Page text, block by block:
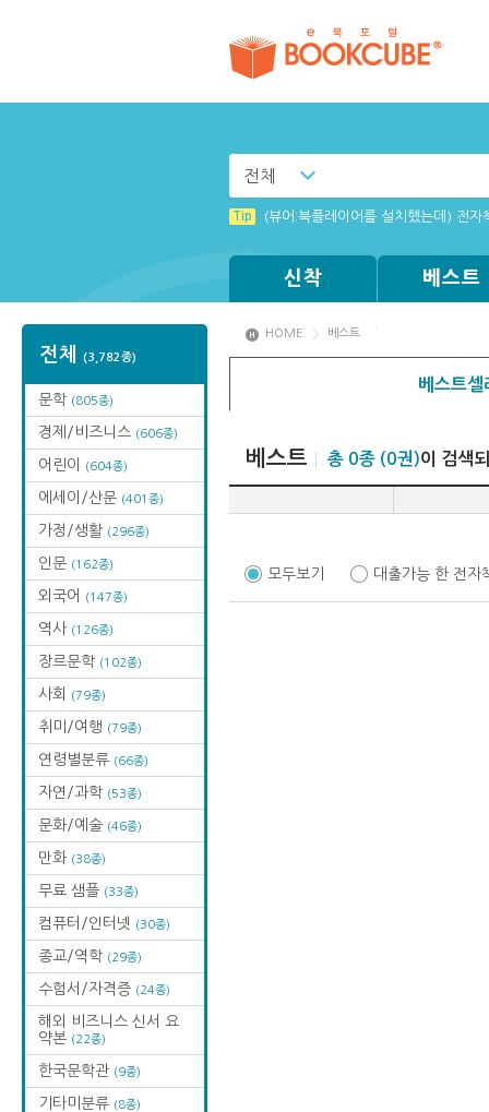
전체
Tip (뷰어:북플레이어를 설치했는데) 전자
신착 베스트
전체 (3,782종)
문학 (805종)
경제/비즈니스 (606종)
어린이 (604종)
에세이/산문 (401종)
가정/생활 (296종)
인문 (162종)
외국어 (147종)
역사 (126종)
장르문학 (102종)
사회 (79종)
취미/여행 (79종)
연령별분류 (66종)
자연/과학 (53종)
문화/예술 (46종)
만화 (38종)
무료 샘플 (33종)
컴퓨터/인터넷 (30종)
종교/역학 (29종)
수험서/자격증 (24종)
해외 비즈니스 신서 요
약본 (22종)
한국문학관 (9종)
기타미분류 (8종)
HOME 베스트
베스트
베스트 총 0종 (0권)이 검색
모두보기 대출가능 한 전자